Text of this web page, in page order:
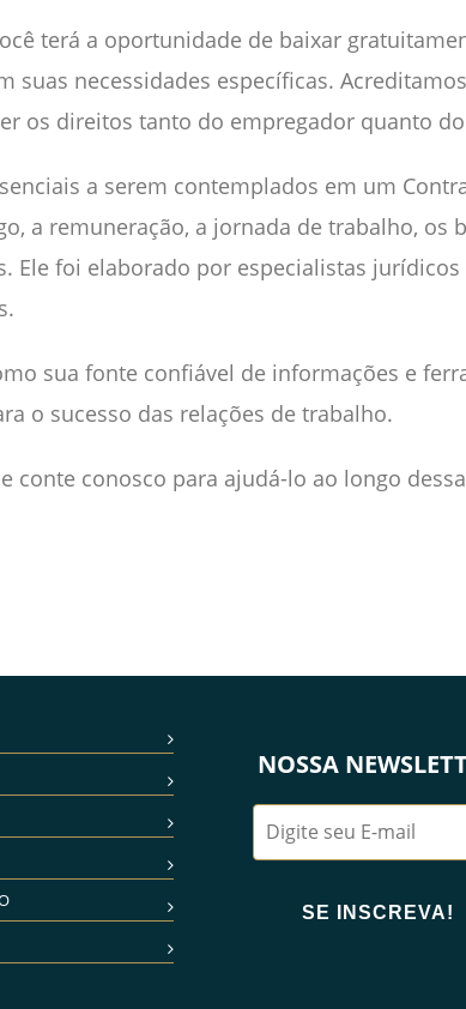
terá a oportunidade de baixar
necessidades específicas.
os direitos tanto do empregador quanto
a serem contemplados em um
a remuneração, a jornada de trabalho, os
Ele foi elaborado por especialistas
sua fonte confiável de informações e
o sucesso das relações de trabalho.
conte conosco para ajudá-lo ao longo
NOSSA